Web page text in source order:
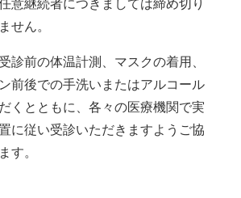
せん。
診前の体温計測、マスクの着用、
前後での手洗いまたはアルコール
くとともに、各々の医療機関で実
に従い受診いただきますようご協
す。